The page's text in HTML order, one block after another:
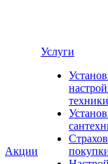
Акции
Услуги
техники